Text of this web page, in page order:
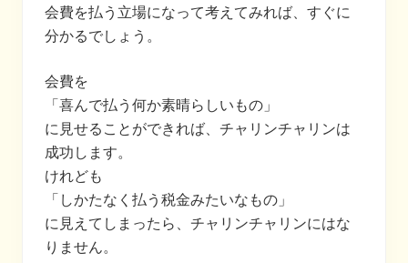
会費を払う立場になって考えてみれば、すぐに
分かるでしょう。
会費を
「喜んで払う何か素晴らしいもの」
に見せることができれば、チャリンチャリンは
成功します。
けれども
「しかたなく払う税金みたいなもの」
に見えてしまったら、チャリンチャリンにはな
りません。